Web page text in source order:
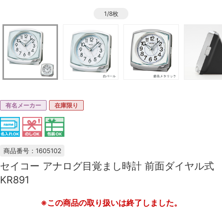
1/8枚
有名メーカー 在庫限り
商品番号：1605102
セイコー アナログ目覚まし時計 前面ダイヤル式
KR891
※この商品の取り扱いは終了しました。